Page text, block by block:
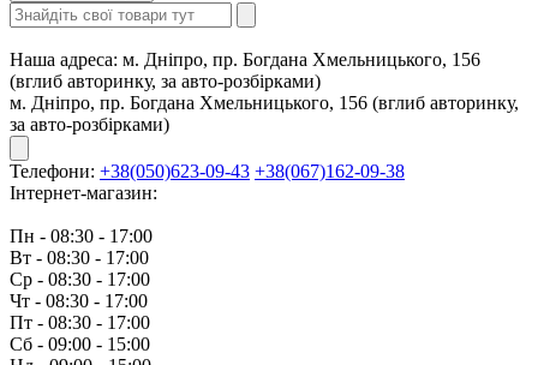
Наша адреса: м. Дніпро, пр. Богдана Хмельницького, 156
(вглиб авторинку, за авто-розбірками)
м. Дніпро, пр. Богдана Хмельницького, 156 (вглиб авторинку,
за авто-розбірками)
Телефони: +38(050)623-09-43 +38(067)162-09-38
Інтернет-магазин:
Пн - 08:30 - 17:00
Вт - 08:30 - 17:00
Ср - 08:30 - 17:00
Чт - 08:30 - 17:00
Пт - 08:30 - 17:00
Сб - 09:00 - 15:00